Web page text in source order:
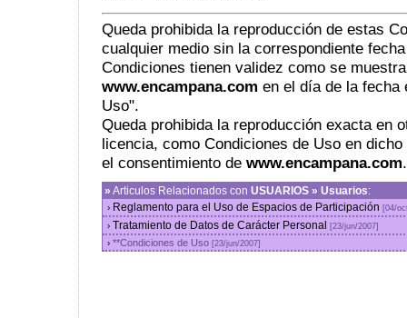
Queda prohibida la reproducción de estas
cualquier medio sin la correspondiente
Condiciones tienen validez como se
www.encampana.com en el día de la fecha
Uso".
Queda prohibida la reproducción exacta en
licencia, como Condiciones de Uso en
el consentimiento de www.encampana.com.
» Articulos Relacionados con USUARIOS » Usuarios:
› Reglamento para el Uso de Espacios de Participación [04/
› Tratamiento de Datos de Carácter Personal [23/jun/2007]
› **Condiciones de Uso [23/jun/2007]